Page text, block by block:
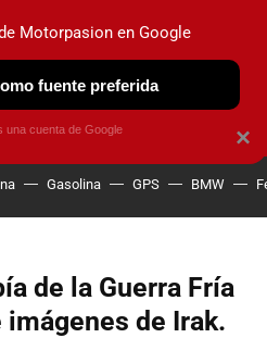
OBSERVATORIO
Gasolina GPS BMW
de la Guerra Fría
de Irak.
×
Motorpasion en Google
fuente preferida
una cuenta de Google